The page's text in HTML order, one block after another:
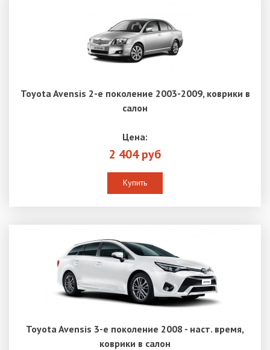
Toyota Avensis 2-е поколение 2003-2009, коврики в
салон
Цена:
2 404 руб
Купить
Toyota Avensis 3-е поколение 2008 - наст. время,
коврики в салон